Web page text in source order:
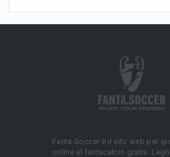
Fanta.Soccer è il sito web per
online al fantacalcio gratis.